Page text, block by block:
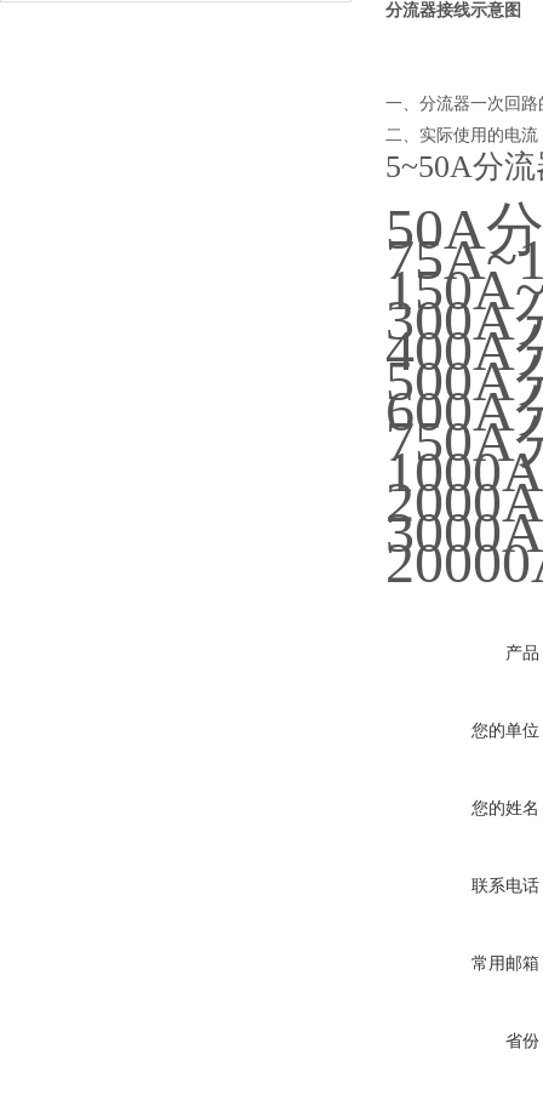
分流器接线示意图
一、分流器一次回
二、实际使用的电
5~50A分
50A
300A
400A
500A
600A
750A
产品
您的单位
您的姓名
联系电话
常用邮箱
省份